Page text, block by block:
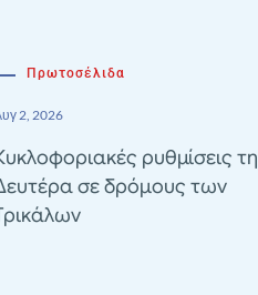
Πρωτοσέλιδα
2, 2026
ρυθμίσεις τη
σε δρόμους των